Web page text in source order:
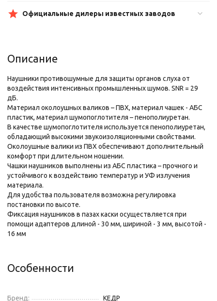
Официальные дилеры известных заводов
Описание
Наушники противошумные для защиты органов слуха от
воздействия интенсивных промышленных шумов. SNR = 29
дБ.
Материал околоушных валиков – ПВХ, материал чашек - АБС
пластик, материал шумопоглотителя – пенополиуретан.
В качестве шумопоглотителя используется пенополиуретан,
обладающий высокими звукоизоляционными свойствами.
Околоушные валики из ПВХ обеспечивают дополнительный
комфорт при длительном ношении.
Чашки наушников выполнены из АБС пластика – прочного и
устойчивого к воздействию температур и УФ излучения
материала.
Для удобства пользователя возможна регулировка
постановки по высоте.
Фиксация наушников в пазах каски осуществляется при
помощи адаптеров длиной - 30 мм, шириной - 3 мм, высотой -
16 мм
Особенности
Бренд: КЕДР